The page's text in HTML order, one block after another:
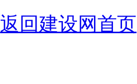
返回建设网首页